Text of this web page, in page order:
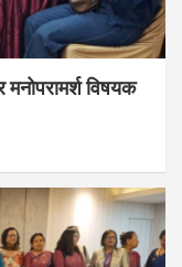
मनोपरामर्श विषयक